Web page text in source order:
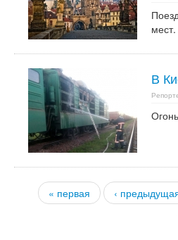
мест.
В
Страницы
« первая ‹